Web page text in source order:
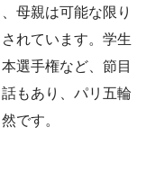
母親は可能な限り
れています。学生
選手権など、節目
もあり、パリ五輪
です。